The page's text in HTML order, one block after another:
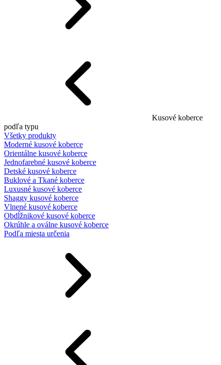
Kusové koberce
podľa typu
Všetky produkty
Moderné kusové koberce
Orientálne kusové koberce
Jednofarebné kusové koberce
Detské kusové koberce
Buklové a Tkané koberce
Luxusné kusové koberce
Shaggy kusové koberce
Vlnené kusové koberce
Obdĺžnikové kusové koberce
Okrúhle a oválne kusové koberce
Podľa miesta určenia